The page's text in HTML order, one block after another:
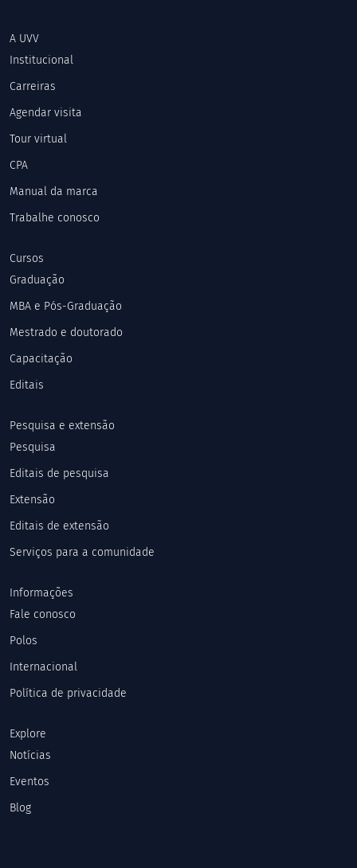
A UVV
Institucional
Carreiras
Agendar visita
Tour virtual
CPA
Manual da marca
Trabalhe conosco
Cursos
Graduação
MBA e Pós-Graduação
Mestrado e doutorado
Capacitação
Editais
Pesquisa e extensão
Pesquisa
Editais de pesquisa
Extensão
Editais de extensão
Serviços para a comunidade
Informações
Fale conosco
Polos
Internacional
Política de privacidade
Explore
Notícias
Eventos
Blog